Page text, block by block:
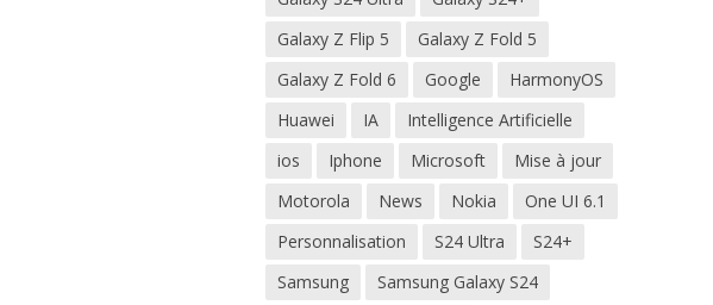
Galaxy Z Flip 5
Galaxy Z Fold 5
Galaxy Z Fold 6
Google
HarmonyOS
Huawei
IA
Intelligence Artificielle
ios
Iphone Microsoft
Mise à jour
Motorola
News Nokia
One UI 6.1
Personnalisation
S24 Ultra
S24+
Samsung
Samsung Galaxy S24